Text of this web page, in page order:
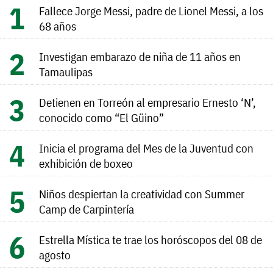
Fallece Jorge Messi, padre de Lionel Messi, a los
68 años
Investigan embarazo de niña de 11 años en
Tamaulipas
Detienen en Torreón al empresario Ernesto ‘N’,
conocido como “El Güino”
Inicia el programa del Mes de la Juventud con
exhibición de boxeo
Niños despiertan la creatividad con Summer
Camp de Carpintería
Estrella Mística te trae los horóscopos del 08 de
agosto